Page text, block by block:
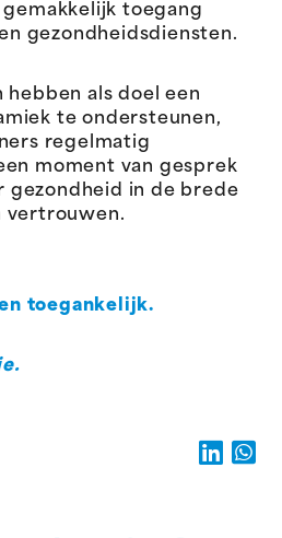
toegang
gezondheidsdiensten.
hebben als doel een
te ondersteunen,
regelmatig
moment van gesprek
gezondheid in de brede
vertrouwen.
toegankelijk.